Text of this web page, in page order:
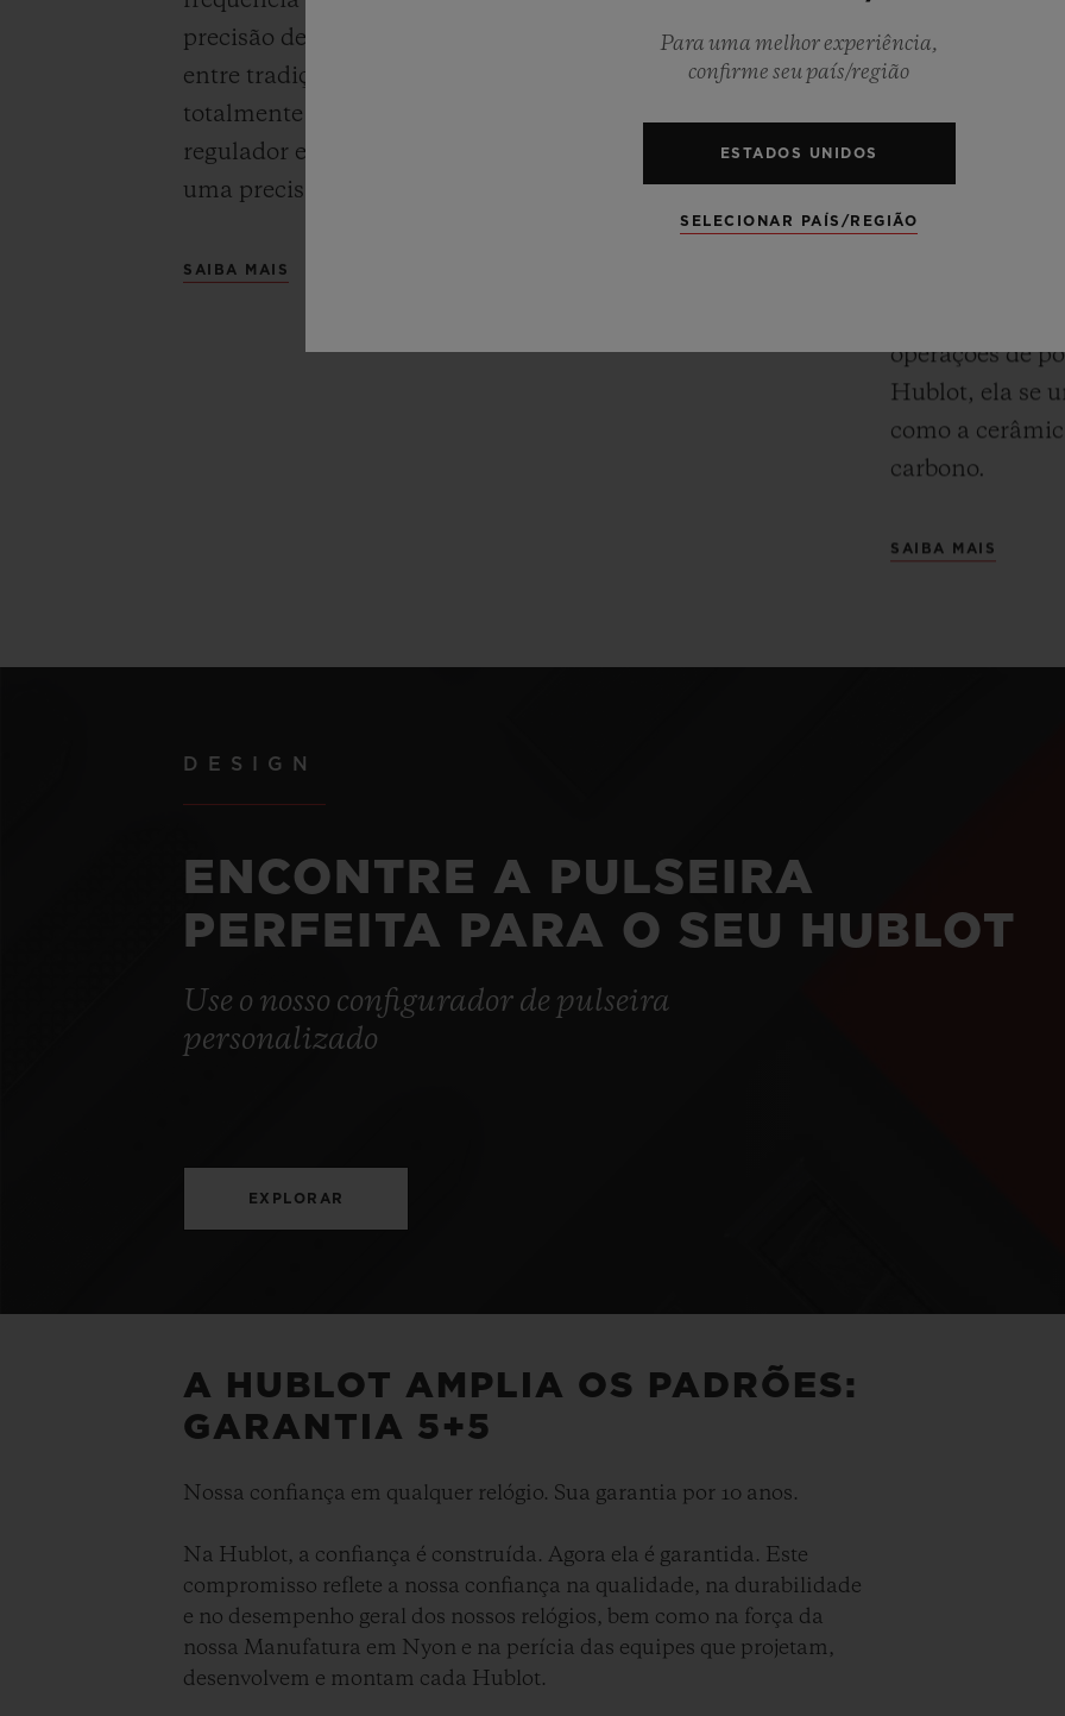
precisão de 1/10
de segundo. Em uma fusão perfeita
entre tradição e inovação, esse movimento lendário
totalmente esqueletizado possui hoje um órgão
regulador em silício que lhe garante um desempenho,
uma precisão e uma confiabilidade de vanguarda.
SAIBA MAIS
Materiais
KING
tonalidade
operações de
Hublot, ela se
como a
carbono.
SAIBA MAIS
DESIGN
ENCONTRE A PULSEIRA
PERFEITA PARA O SEU HUBLOT
Use o nosso configurador de pulseira
personalizado
EXPLORAR
A HUBLOT AMPLIA OS PADRÕES:
GARANTIA 5+5
Nossa confiança em qualquer relógio. Sua garantia por 10 anos.
Na Hublot, a confiança é construída. Agora ela é garantida. Este
compromisso reflete a nossa confiança na qualidade, na durabilidade
e no desempenho geral dos nossos relógios, bem como na força da
nossa Manufatura em Nyon e na perícia das equipes que projetam,
desenvolvem e montam cada Hublot.
Para uma melhor experiência,
confirme seu país/região
ESTADOS UNIDOS
SELECIONAR PAÍS/REGIÃO